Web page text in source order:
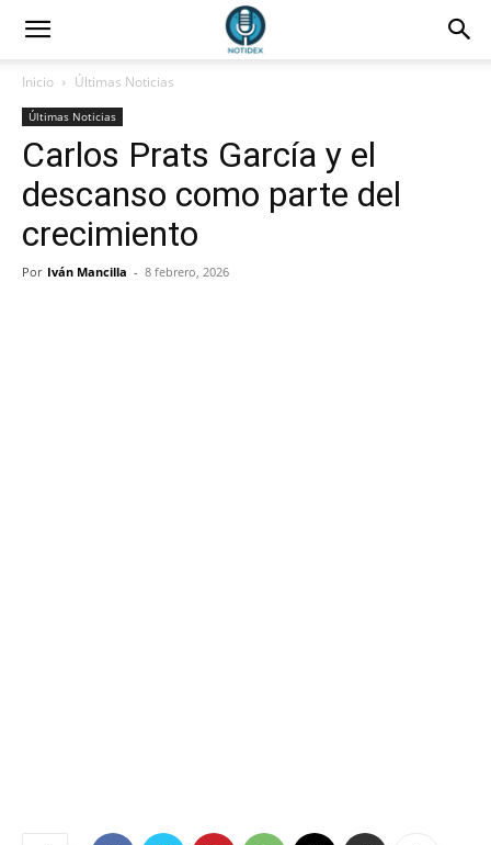
Inicio Últimas Noticias
Últimas Noticias
Carlos Prats García y el
descanso como parte del
crecimiento
Por Iván Mancilla - 8 febrero, 2026